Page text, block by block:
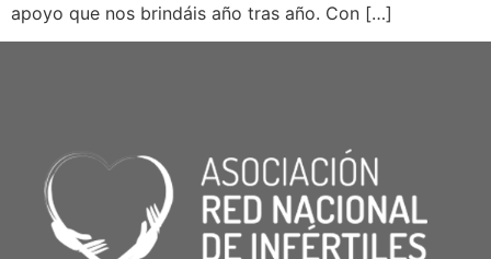
apoyo que nos brindáis año tras año. Con […]